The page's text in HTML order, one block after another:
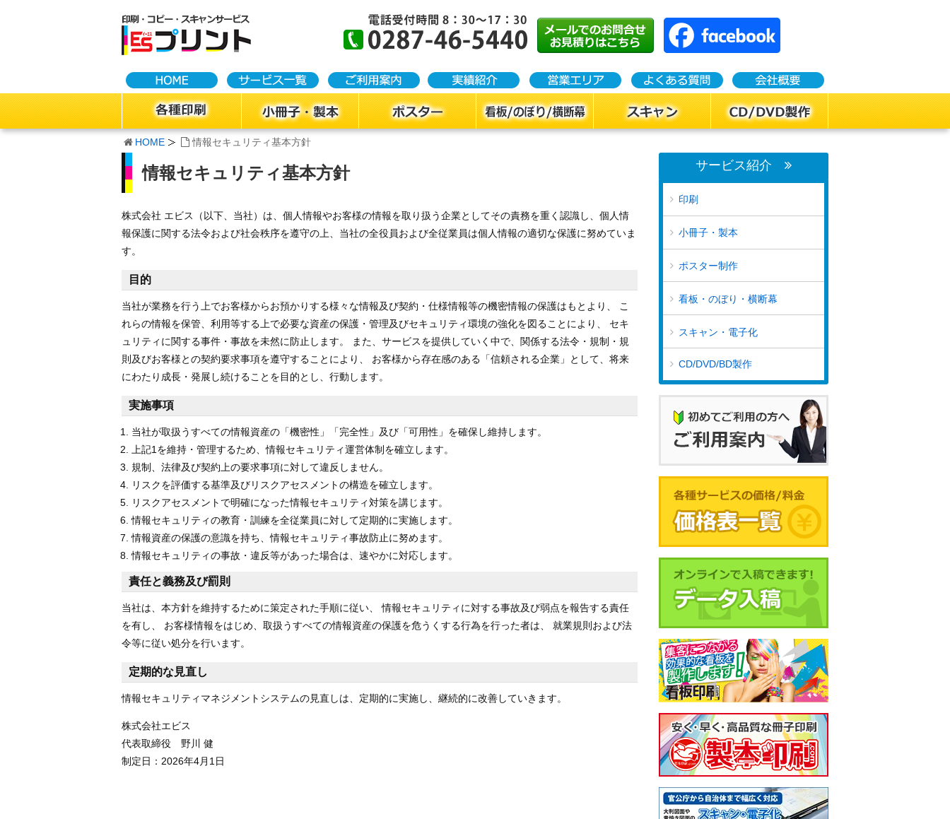
HOME 情報セキュリティ基本方針
情報セキュリティ基本方針
株式会社 エビス（以下、当社）は、個人情報やお客様の情報を取り扱う企業としてその責務を重く認識し、個人情
報保護に関する法令および社会秩序を遵守の上、当社の全役員および全従業員は個人情報の適切な保護に努めていま
す。
目的
当社が業務を行う上でお客様からお預かりする様々な情報及び契約・仕様情報等の機密情報の保護はもとより、 こ
れらの情報を保管、利用等する上で必要な資産の保護・管理及びセキュリティ環境の強化を図ることにより、 セキ
ュリティに関する事件・事故を未然に防止します。 また、サービスを提供していく中で、関係する法令・規制・規
則及びお客様との契約要求事項を遵守することにより、 お客様から存在感のある「信頼される企業」として、将来
にわたり成長・発展し続けることを目的とし、行動します。
実施事項
当社が取扱うすべての情報資産の「機密性」「完全性」及び「可用性」を確保し維持します。
上記1を維持・管理するため、情報セキュリティ運営体制を確立します。
規制、法律及び契約上の要求事項に対して違反しません。
リスクを評価する基準及びリスクアセスメントの構造を確立します。
リスクアセスメントで明確になった情報セキュリティ対策を講じます。
情報セキュリティの教育・訓練を全従業員に対して定期的に実施します。
情報資産の保護の意識を持ち、情報セキュリティ事故防止に努めます。
情報セキュリティの事故・違反等があった場合は、速やかに対応します。
責任と義務及び罰則
当社は、本方針を維持するために策定された手順に従い、 情報セキュリティに対する事故及び弱点を報告する責任
を有し、 お客様情報をはじめ、取扱うすべての情報資産の保護を危うくする行為を行った者は、 就業規則および法
令等に従い処分を行います。
定期的な見直し
情報セキュリティマネジメントシステムの見直しは、定期的に実施し、継続的に改善していきます。
株式会社エビス
代表取締役 野川 健
制定日： 2026年4月1日
サービス紹介
印刷
小冊子・製本
ポスター制作
看板・のぼり・横断幕
スキャン・電子化
CD/DVD/BD製作